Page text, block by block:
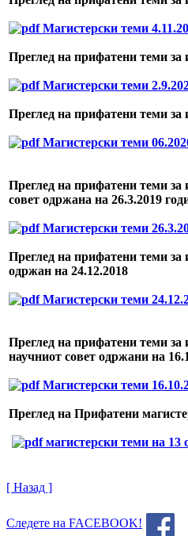
Магистерски теми
Преглед на прифатени теми за
Магистерски теми
Преглед на прифатени теми за
Магистерски теми
Преглед на прифатени теми
совет одржана на 26.3.2019
Магистерски теми
Преглед на прифатени теми за
одржан на 24.12.2018
Магистерски теми
Преглед на прифатени теми
научниот совет одржани на
Магистерски теми
Преглед на Прифатени
магистерски теми на 13
[ Назад ]
Следете на FACEBOOK!